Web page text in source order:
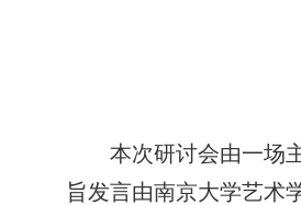
本次研讨会由一场
旨发言由南京大学艺术